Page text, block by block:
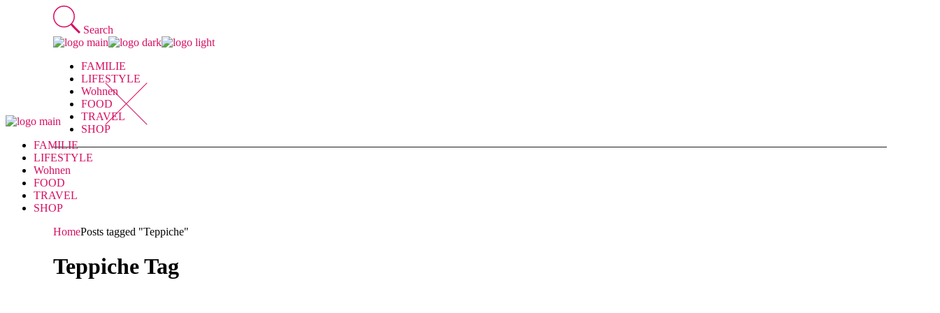
Search
FAMILIE
LIFESTYLE
Wohnen
FOOD
TRAVEL
SHOP
FAMILIE
LIFESTYLE
Wohnen
FOOD
TRAVEL
SHOP
HomePosts tagged "Teppiche"
Teppiche Tag